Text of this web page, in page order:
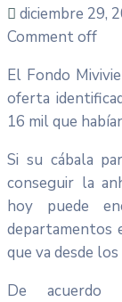
diciembre 29,
Comment off
El Fondo
oferta
16 mil que
Si su cábala
conseguir la
hoy puede
departamentos
que va desde
De acuerdo